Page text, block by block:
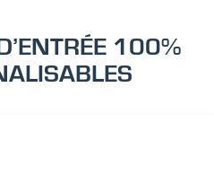
100%